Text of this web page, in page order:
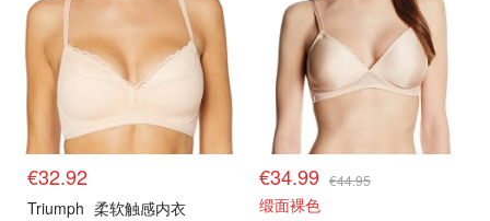
€32.92
Triumph 柔软触感内衣
€34.99 €44.95
缎面裸色